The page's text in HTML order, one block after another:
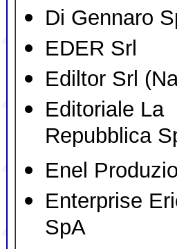
Di Gennaro
EDER Srl
Ediltor Srl
Editoriale La
Repubblica
Enel
Enterprise
SpA